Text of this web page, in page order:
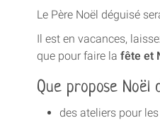
Le Père Noël déguisé
Il est en vacances,
que pour faire la fête et
Que propose Noël
des ateliers pour